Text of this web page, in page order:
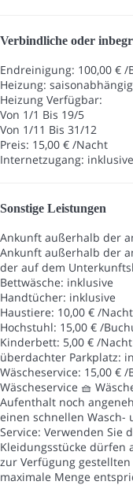
Verbindliche oder
Endreinigung: 100,00 € /
Heizung: saisonabhängig
Heizung Verfügbar:
Von 1/1 Bis 19/5
Von 1/11 Bis 31/12
Preis: 15,00 € /Nacht
Internetzugang: inklusive
Sonstige Leistungen
Ankunft außerhalb der
Ankunft außerhalb der
der auf dem
Bettwäsche: inklusive
Handtücher: inklusive
Haustiere: 10,00 € /Nacht
Hochstuhl: 15,00 € /
Kinderbett: 5,00 € /Nacht
überdachter Parkplatz:
Wäscheservice: 15,00 €
Wäscheservice 🧺
Aufenthalt noch
einen schnellen Wasch-
Service: Verwenden Sie
Kleidungsstücke dürfen
zur Verfügung
maximale Menge